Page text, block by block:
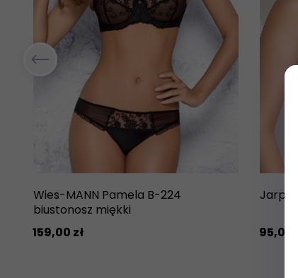
Wies-MANN Pamela B-224
biustonosz miękki
159,00 zł
Jarpol
95,00